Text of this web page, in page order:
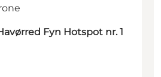
Fyn Hotspot nr. 1